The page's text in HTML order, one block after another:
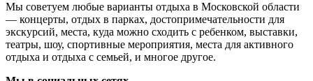
Мы советуем любые варианты отдыха в Московской области
— концерты, отдых в парках, достопримечательности для
экскурсий, места, куда можно сходить с ребенком, выставки,
театры, шоу, спортивные мероприятия, места для активного
отдыха и отдыха с семьей, и многое другое.